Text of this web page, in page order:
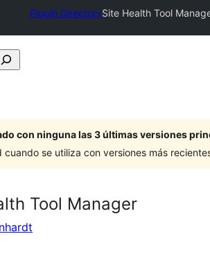
Plugin DirectorySite Health Tool
con ninguna las 3 últimas versiones
se utiliza con versiones más
Tool Manager